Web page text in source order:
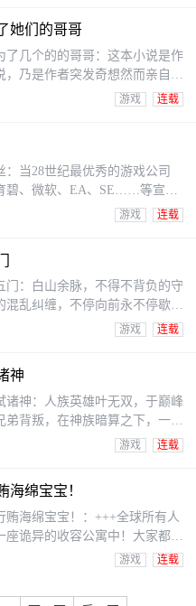
助者必须做到所做的一切决策
有积极影响二、协助者必须保证
划别人被该文明察觉三、协助
为决策者，别人使用上
她们的哥哥
了几个的的哥哥：这本小说是作
，乃是作者突发奇想然而亲自尝
YY作品，至于做什么事章完结
游戏 连载
当28世纪最优秀的游戏公司
碧、微软、EA、SE……等宣布
人类历史上最划时代的游戏就此
游戏 连载
门：白山余脉，不得不背负的守
混乱纠缠，不停向前永不停歇的
悟吧。
游戏 连载
神
诸神：人族英雄叶无双，于巅峰
背叛，在神族暗算之下，一身
实也遭受重创，妹妹病故，最终
游戏 连载
海绵宝宝！
贿海绵宝宝！：+++全球所有人
诡异的收容公寓中！大家都要
求生！为显然赎清收容费！你的
游戏 连载